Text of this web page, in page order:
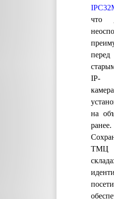
что
перед
IP-
на
ранее.
ТМЦ